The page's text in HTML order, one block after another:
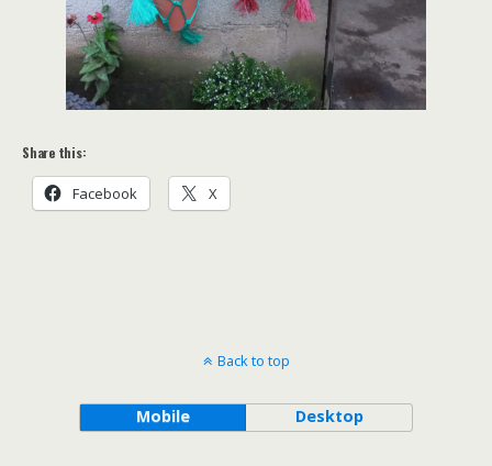
Share this:
Facebook X
Back to top
Mobile Desktop